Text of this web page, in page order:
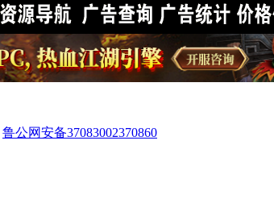
鲁公网安备37083002370860